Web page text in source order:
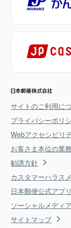
サイトのご利用に
プライバシーポリ
Webアクセシビリ
お客さま本位の業
勧誘方針
カスタマーハラス
日本郵便公式アプ
ソーシャルメディア
サイトマップ